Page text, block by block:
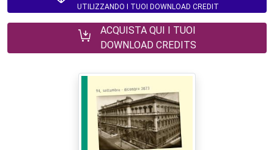
UTILIZZANDO I TUOI DOWNLOAD CREDIT
ACQUISTA QUI I TUOI
DOWNLOAD CREDITS